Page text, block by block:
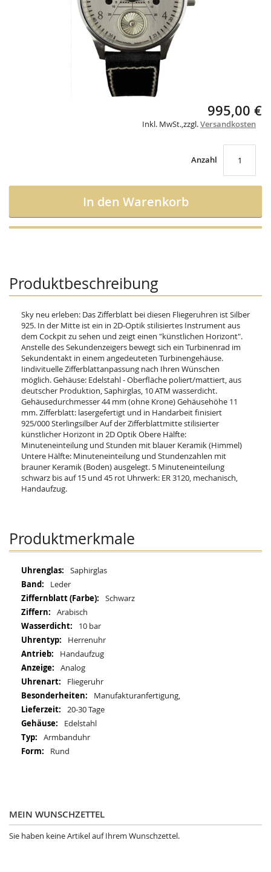
995,00 €
Inkl. MwSt.,zzgl.Versandkosten
Anzahl
In den Warenkorb
Produktbeschreibung
Sky neu erleben: Das Zifferblatt bei diesen Fliegeruhren ist Silber
925. In der Mitte ist ein in 2D-Optik stilisiertes Instrument aus
dem Cockpit zu sehen und zeigt einen "künstlichen Horizont".
Anstelle des Sekundenzeigers bewegt sich ein Turbinenrad im
Sekundentakt in einem angedeuteten Turbinengehäuse.
Iindivituelle Zifferblattanpassung nach Ihren Wünschen
möglich. Gehäuse: Edelstahl - Oberfläche poliert/mattiert, aus
deutscher Produktion, Saphirglas, 10 ATM wasserdicht.
Gehäusedurchmesser 44 mm (ohne Krone) Gehäusehöhe 11
mm. Zifferblatt: lasergefertigt und in Handarbeit finisiert
925/000 Sterlingsilber Auf der Zifferblattmitte stilisierter
künstlicher Horizont in 2D Optik Obere Hälfte:
Minuteneinteilung und Stunden mit blauer Keramik (Himmel)
Untere Hälfte: Minuteneinteilung und Stundenzahlen mit
brauner Keramik (Boden) ausgelegt. 5 Minuteneinteilung
schwarz bis auf 15 und 45 rot Uhrwerk: ER 3120, mechanisch,
Handaufzug.
Produktmerkmale
Mehr
Informationen
Saphirglas
Leder
Schwarz
Arabisch
10 bar
Herrenuhr
Handaufzug
Analog
Fliegeruhr
Manufakturanfertigung,
20-30 Tage
Edelstahl
Armbanduhr
Rund
MEIN WUNSCHZETTEL
Sie haben keine Artikel auf Ihrem Wunschzettel.